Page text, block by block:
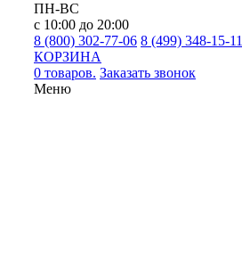
ПН-ВС
с 10:00 до 20:00
8 (800) 302-77-06 8 (499) 348-15-11
КОРЗИНА
0 товаров. Заказать звонок
Меню